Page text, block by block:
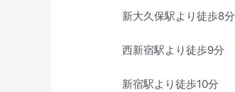
新大久保駅より徒歩8分
西新宿駅より徒歩9分
新宿駅より徒歩10分